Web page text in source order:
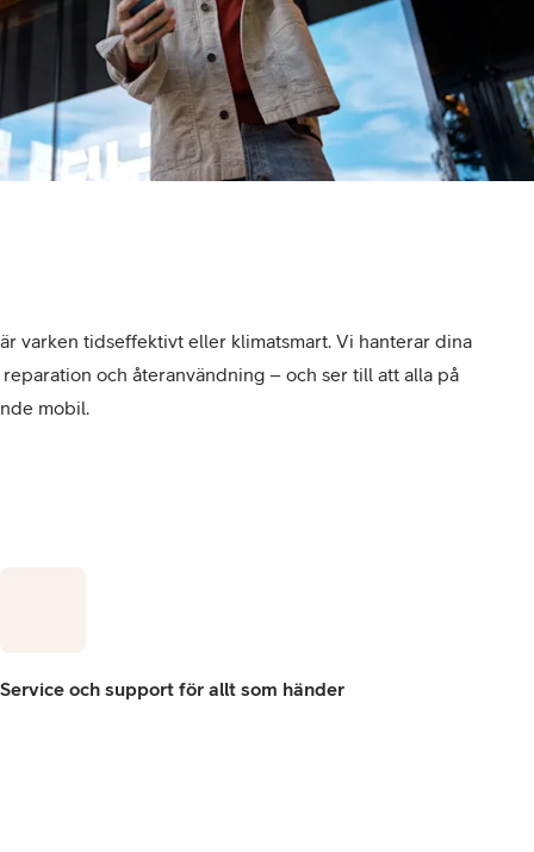
varken tidseffektivt eller klimatsmart. Vi hanterar dina
och återanvändning – och ser till att alla på
mobil.
Service och support för allt som händer